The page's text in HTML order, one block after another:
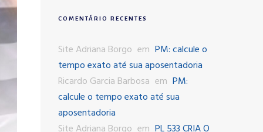
COMENTÁRIO RECENTES
Site Adriana Borgo em PM: calcule o
tempo exato até sua aposentadoria
Ricardo Garcia Barbosa em PM:
calcule o tempo exato até sua
aposentadoria